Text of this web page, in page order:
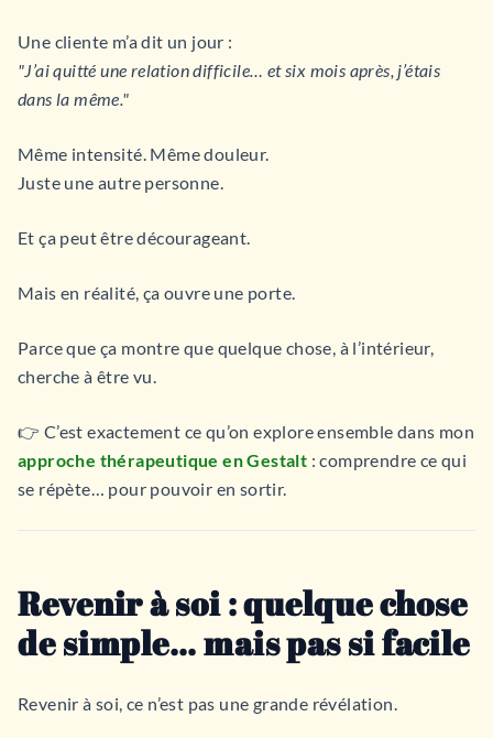
Une cliente m’a dit un jour :
"J’ai quitté une relation difficile… et six mois après, j’étais
dans la même."
Même intensité. Même douleur.
Juste une autre personne.
Et ça peut être décourageant.
Mais en réalité, ça ouvre une porte.
Parce que ça montre que quelque chose, à l’intérieur,
cherche à être vu.
👉 C’est exactement ce qu’on explore ensemble dans mon
approche thérapeutique en Gestalt : comprendre ce qui
se répète… pour pouvoir en sortir.
Revenir à soi : quelque chose
de simple… mais pas si facile
Revenir à soi, ce n’est pas une grande révélation.